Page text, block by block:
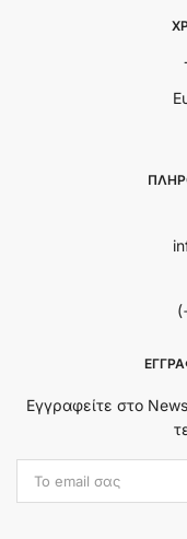
Εγγραφείτε στο
Εmail Address: